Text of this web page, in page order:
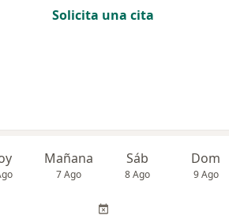
Solicita una cita
Mañana
7 Ago
Sáb
8 Ago
Dom
9 Ago